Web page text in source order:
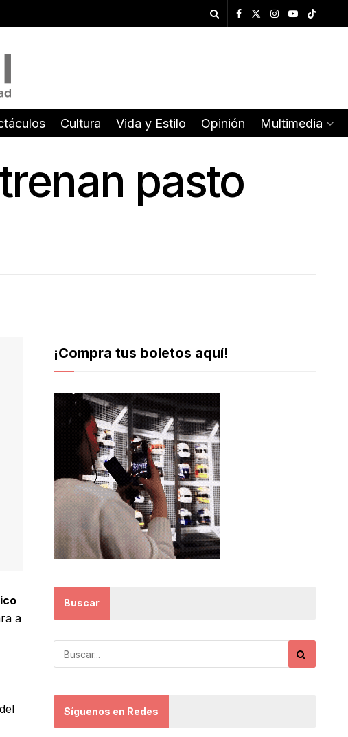
Cultura Vida y Estilo Opinión Multimedia
pasto
a
¡Compra tus boletos aquí!
Buscar
Síguenos en Redes